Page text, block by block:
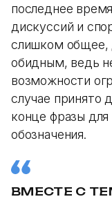
последнее
дискуссий и
слишком общее,
обидным, ведь
возможности
случае принято
конце фразы для
обозначения.
ВМЕСТЕ С